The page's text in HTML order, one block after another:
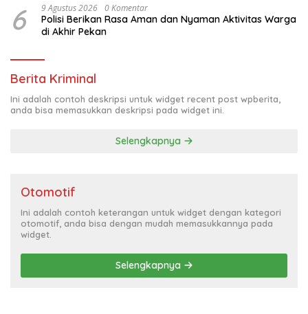
6 9 Agustus 2026 0 Komentar
Polisi Berikan Rasa Aman dan Nyaman Aktivitas Warga
di Akhir Pekan
Berita Kriminal
Ini adalah contoh deskripsi untuk widget recent post wpberita,
anda bisa memasukkan deskripsi pada widget ini.
Selengkapnya
Otomotif
Ini adalah contoh keterangan untuk widget dengan kategori
otomotif, anda bisa dengan mudah memasukkannya pada
widget.
Selengkapnya